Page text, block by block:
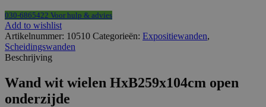
030-6865422 Voor hulp & advies
Add to wishlist
Artikelnummer: 10510 Categorieën: Expositiewanden,
Scheidingswanden
Beschrijving
Wand wit wielen HxB259x104cm open
onderzijde